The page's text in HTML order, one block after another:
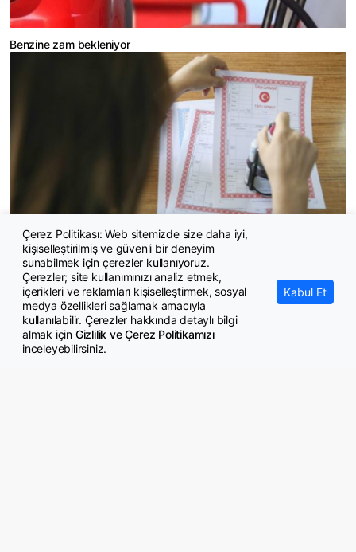
Benzine zam bekleniyor
Miras paylaşımlarındaki kör düğümler tarihe karışacak
Çerez Politikası: Web sitemizde size daha iyi,
kişiselleştirilmiş ve güvenli bir deneyim
sunabilmek için çerezler kullanıyoruz.
Çerezler; site kullanımınızı analiz etmek,
içerikleri ve reklamları kişiselleştirmek, sosyal
medya özellikleri sağlamak amacıyla
kullanılabilir. Çerezler hakkında detaylı bilgi
almak için Gizlilik ve Çerez Politikamızı
inceleyebilirsiniz.
Kabul Et